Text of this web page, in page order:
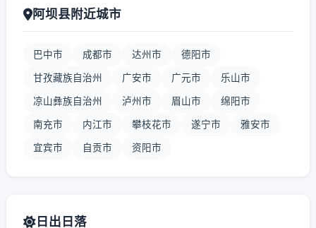
阿坝县附近城市
巴中市 成都市 达州市 德阳市
甘孜藏族自治州 广安市 广元市 乐山市
凉山彝族自治州 泸州市 眉山市 绵阳市
南充市 内江市 攀枝花市 遂宁市 雅安市
宜宾市 自贡市 资阳市
日出日落